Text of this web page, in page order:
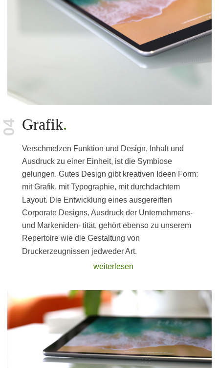
Grafik
Verschmelzen Funktion und Design, Inhalt und
Ausdruck zu einer Einheit, ist die Symbiose
gelungen. Gutes Design gibt kreativen Ideen Form:
mit Grafik, mit Typographie, mit durchdachtem
Layout. Die Entwicklung eines ausgereiften
Corporate Designs, Ausdruck der Unternehmens-
und Markeniden- tität, gehört ebenso zu unserem
Repertoire wie die Gestaltung von
Druckerzeugnissen jedweder Art.
weiterlesen